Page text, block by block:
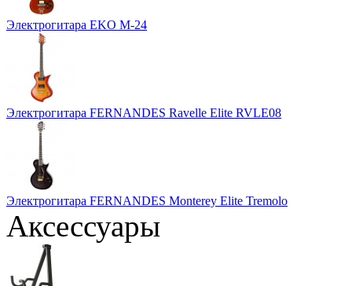
Электрогитара EKO M-24
Электрогитара FERNANDES Ravelle Elite RVLE08
Электрогитара FERNANDES Monterey Elite Tremolo
Аксессуары